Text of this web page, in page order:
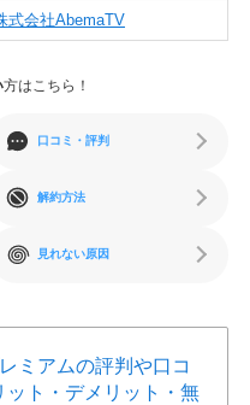
式会社AbemaTV
方はこちら！
口コミ・評判
解約方法
見れない原因
ミアムの評判や口コ
ット・デメリット・無